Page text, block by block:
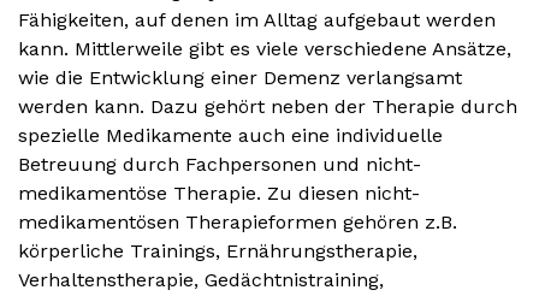
Fähigkeiten, auf denen im Alltag aufgebaut werden
kann. Mittlerweile gibt es viele verschiedene Ansätze,
wie die Entwicklung einer Demenz verlangsamt
werden kann. Dazu gehört neben der Therapie durch
spezielle Medikamente auch eine individuelle
Betreuung durch Fachpersonen und nicht-
medikamentöse Therapie. Zu diesen nicht-
medikamentösen Therapieformen gehören z.B.
körperliche Trainings, Ernährungstherapie,
Verhaltenstherapie, Gedächtnistraining,